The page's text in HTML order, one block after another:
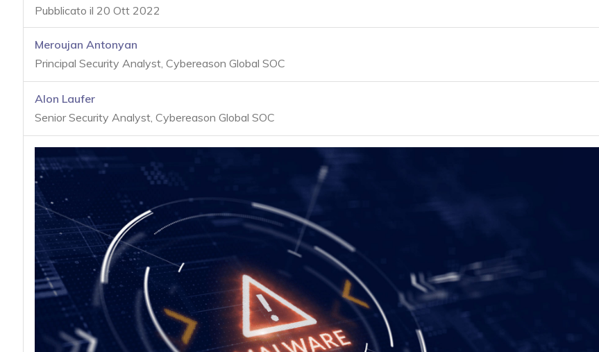
Pubblicato il 20 Ott 2022
Meroujan Antonyan
Principal Security Analyst, Cybereason Global SOC
Alon Laufer
Senior Security Analyst, Cybereason Global SOC